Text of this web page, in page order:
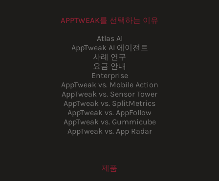
APPTWEAK를 선택하는 이유
Atlas AI
AppTweak AI 에이전트
사례 연구
요금 안내
Enterprise
AppTweak vs. Mobile Action
AppTweak vs. Sensor Tower
AppTweak vs. SplitMetrics
AppTweak vs. AppFollow
AppTweak vs. Gummicube
AppTweak vs. App Radar
제품